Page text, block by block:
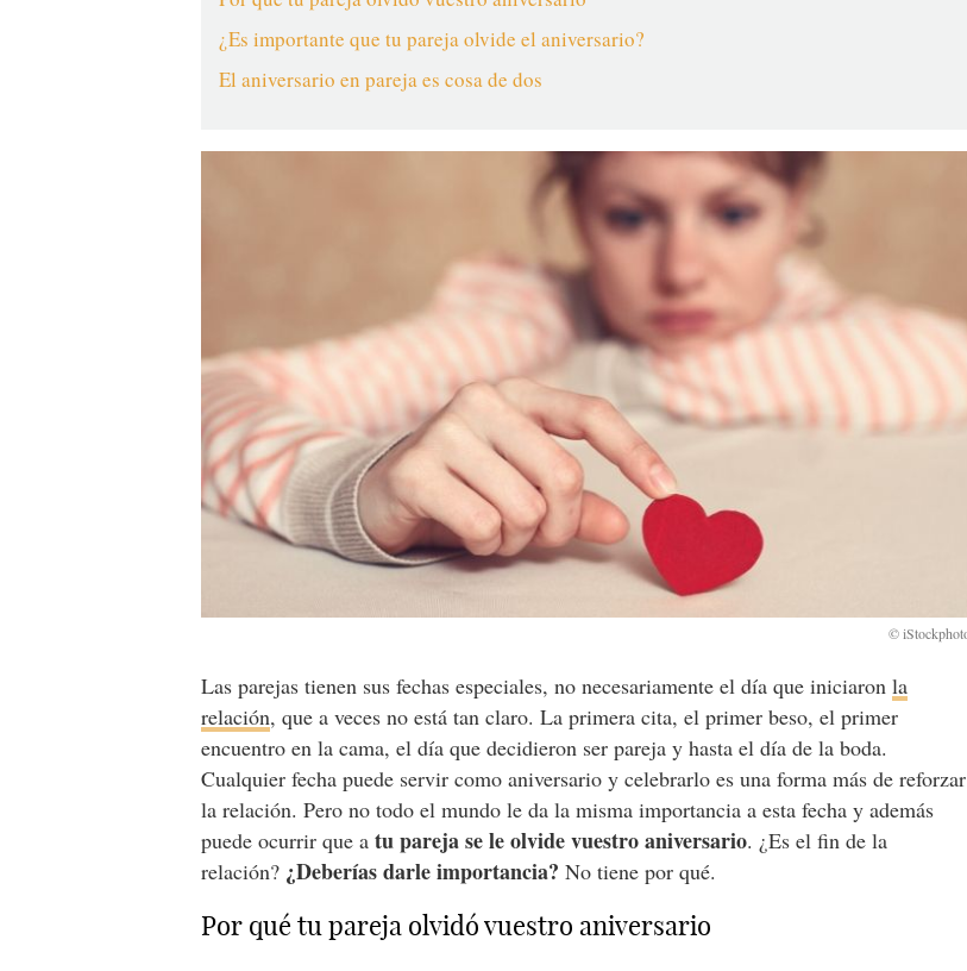
¿Es importante que tu pareja olvide el aniversario?
El aniversario en pareja es cosa de dos
Las parejas tienen sus fechas especiales, no necesariamente el día que iniciaronla
relación, que a veces no está tan claro. La primera cita, el primer beso, el primer
encuentro en la cama, el día que decidieron ser pareja y hasta el día de la boda.
Cualquier fecha puede servir como aniversario y celebrarlo es una forma más de reforzar
la relación. Pero no todo el mundo le da la misma importancia a esta fecha y además
puede ocurrir que a tu pareja se le olvide vuestro aniversario. ¿Es el fin de la
relación? ¿Deberías darle importancia? No tiene por qué.
Por qué tu pareja olvidó vuestro aniversario